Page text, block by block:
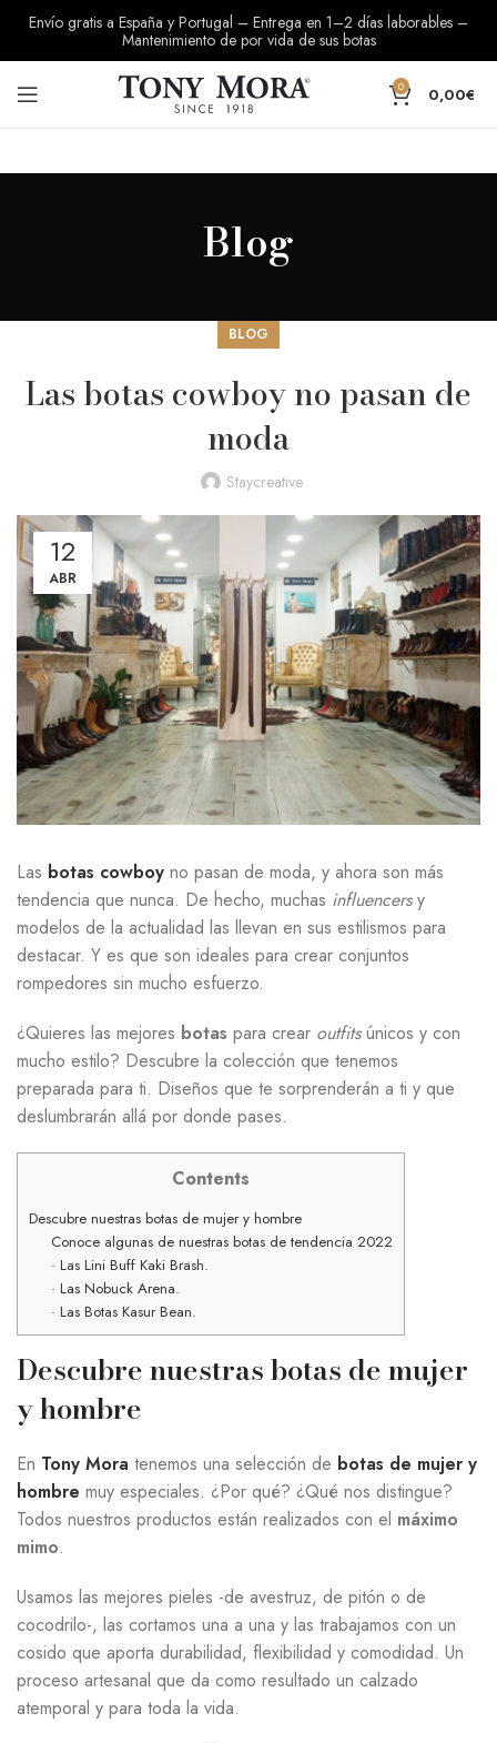
Envío gratis a España y Portugal – Entrega en 1–2 días laborables –
Mantenimiento de por vida de sus botas
0 0,00€
Blog
BLOG
Las botas cowboy no pasan de
moda
Staycreative
12
ABR
Las botas cowboy no pasan de moda, y ahora son más
tendencia que nunca. De hecho, muchas influencersy
modelos de la actualidad las llevan en sus estilismos para
destacar. Y es que son ideales para crear conjuntos
rompedores sin mucho esfuerzo.
¿Quieres las mejores botas para crear outfitsúnicos y con
mucho estilo? Descubre la colección que tenemos
preparada para ti. Diseños que te sorprenderán a ti y que
deslumbrarán allá por donde pases.
Contents
Descubre nuestras botas de mujer y hombre
Conoce algunas de nuestras botas de tendencia 2022
· Las Lini Buff Kaki Brash.
· Las Nobuck Arena.
· Las Botas Kasur Bean.
Descubre nuestras botas de mujer
y hombre
En Tony Mora tenemos una selección de botas de mujer y
hombre muy especiales. ¿Por qué? ¿Qué nos distingue?
Todos nuestros productos están realizados con el máximo
mimo.
Usamos las mejores pieles -de avestruz, de pitón o de
cocodrilo-, las cortamos una a una y las trabajamos con un
cosido que aporta durabilidad, flexibilidad y comodidad. Un
proceso artesanal que da como resultado un calzado
atemporal y para toda la vida.